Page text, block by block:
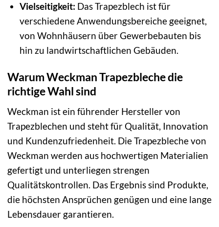
Vielseitigkeit: Das Trapezblech ist für
verschiedene Anwendungsbereiche geeignet,
von Wohnhäusern über Gewerbebauten bis
hin zu landwirtschaftlichen Gebäuden.
Warum Weckman Trapezbleche die
richtige Wahl sind
Weckman ist ein führender Hersteller von
Trapezblechen und steht für Qualität, Innovation
und Kundenzufriedenheit. Die Trapezbleche von
Weckman werden aus hochwertigen Materialien
gefertigt und unterliegen strengen
Qualitätskontrollen. Das Ergebnis sind Produkte,
die höchsten Ansprüchen genügen und eine lange
Lebensdauer garantieren.